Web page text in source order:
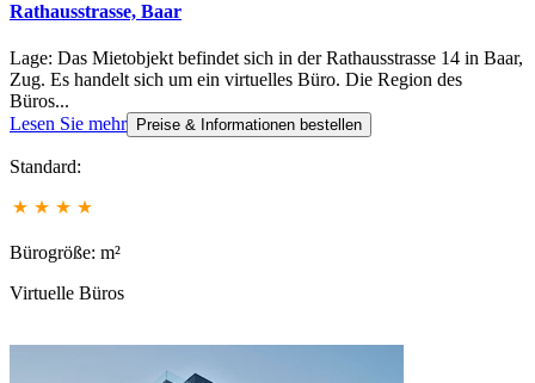
Rathausstrasse, Baar
Lage: Das Mietobjekt befindet sich in der Rathausstrasse 14 in Baar,
Zug. Es handelt sich um ein virtuelles Büro. Die Region des
Büros...
Lesen Sie mehr
Preise & Informationen bestellen
Standard:
Bürogröße: m²
Virtuelle Büros